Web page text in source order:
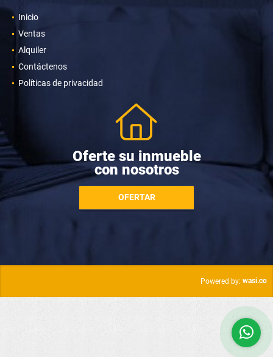
Inicio
Ventas
Alquiler
Contáctenos
Políticas de privacidad
Oferte su inmueble
con nosotros
OFERTAR
Powered by: wasi.co